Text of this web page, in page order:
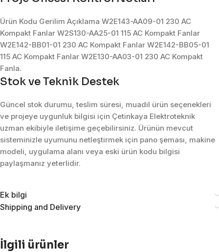
Ürün Kodu Gerilim Açıklama W2E143-AA09-01 230 AC
Kompakt Fanlar W2S130-AA25-01 115 AC Kompakt Fanlar
W2E142-BB01-01 230 AC Kompakt Fanlar W2E142-BB05-01
115 AC Kompakt Fanlar W2E130-AA03-01 230 AC Kompakt
Fanla.
Stok ve Teknik Destek
Güncel stok durumu, teslim süresi, muadil ürün seçenekleri
ve projeye uygunluk bilgisi için Çetinkaya Elektroteknik
uzman ekibiyle iletişime geçebilirsiniz. Ürünün mevcut
sisteminizle uyumunu netleştirmek için pano şeması, makine
modeli, uygulama alanı veya eski ürün kodu bilgisi
paylaşmanız yeterlidir.
Ek bilgi
Shipping and Delivery
İlgili ürünler